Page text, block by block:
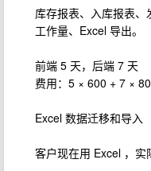
库存报表、入库报表
工作量、Excel 导出。
前端 5 天，后端 7 天
费用：5 × 600 + 7 ×
Excel 数据迁移和导入
客户现在用 Excel ，实